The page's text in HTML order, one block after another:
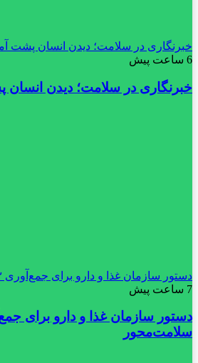
خبرنگاری در سلامت؛ دیدن انسان پشت
6 ساعت پیش
خبرنگاری در سلامت؛ دیدن انسان
دستور سازمان غذا و دارو برای جمع‌آوری ۳ محصول سلامت‌محور
7 ساعت پیش
سلامت‌محور